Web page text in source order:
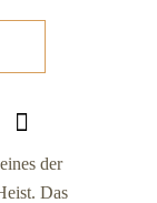
der
Das